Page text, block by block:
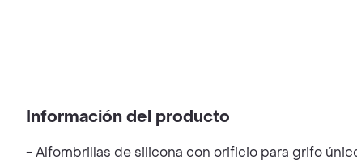
Información del producto
- Alfombrillas de silicona con orificio para grifo